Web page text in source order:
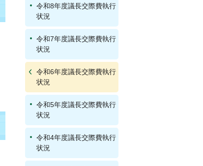
令和8年度議長交際費執行
状況
令和7年度議長交際費執行
状況
令和6年度議長交際費執行
状況
令和5年度議長交際費執行
状況
令和4年度議長交際費執行
状況